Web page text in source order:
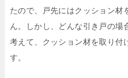
たので、戸先にはクッション材
ん。しかし、どんな引き戸の場
考えて、クッション材を取り付
す。